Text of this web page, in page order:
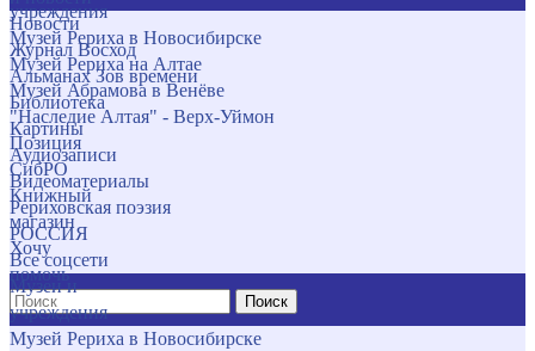
учреждения
Музей Рериха в Новосибирске
Музей Рериха на Алтае
Музей Абрамова в Венёве
"Наследие Алтая" - Верх-Уймон
Позиция
СибРО
Книжный
магазин
Хочу
помочь
Поиск
Новости
Журнал Восход
Альманах Зов времени
Библиотека
Картины
Аудиозаписи
Видеоматериалы
Рериховская поэзия
РОССИЯ
Все соцсети
Музеи и
учреждения
Музей Рериха в Новосибирске